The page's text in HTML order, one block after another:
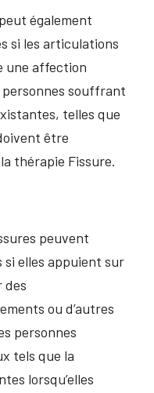
également
si les articulations
une affection
souffrant
telles que
être
thérapie Fissure.
peuvent
si elles appuient sur
des
ou d’autres
personnes
tels que la
lorsqu’elles